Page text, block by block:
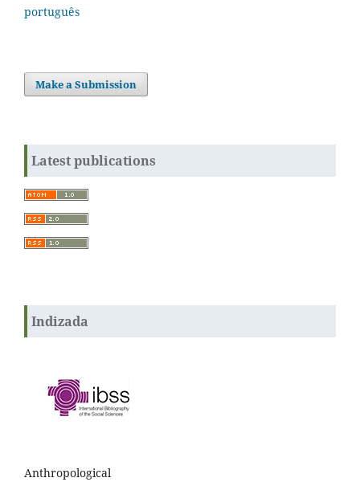
português
Make a Submission
Latest publications
Indizada
Anthropological